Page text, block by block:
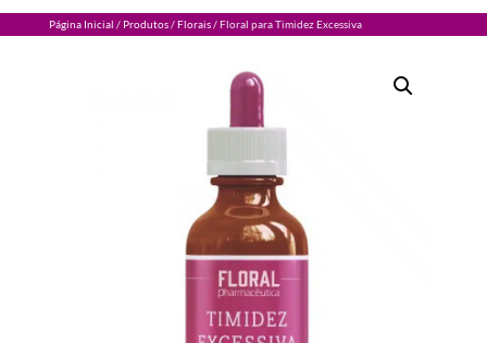
Página Inicial / Produtos/Florais/ Floral para Timidez Excessiva